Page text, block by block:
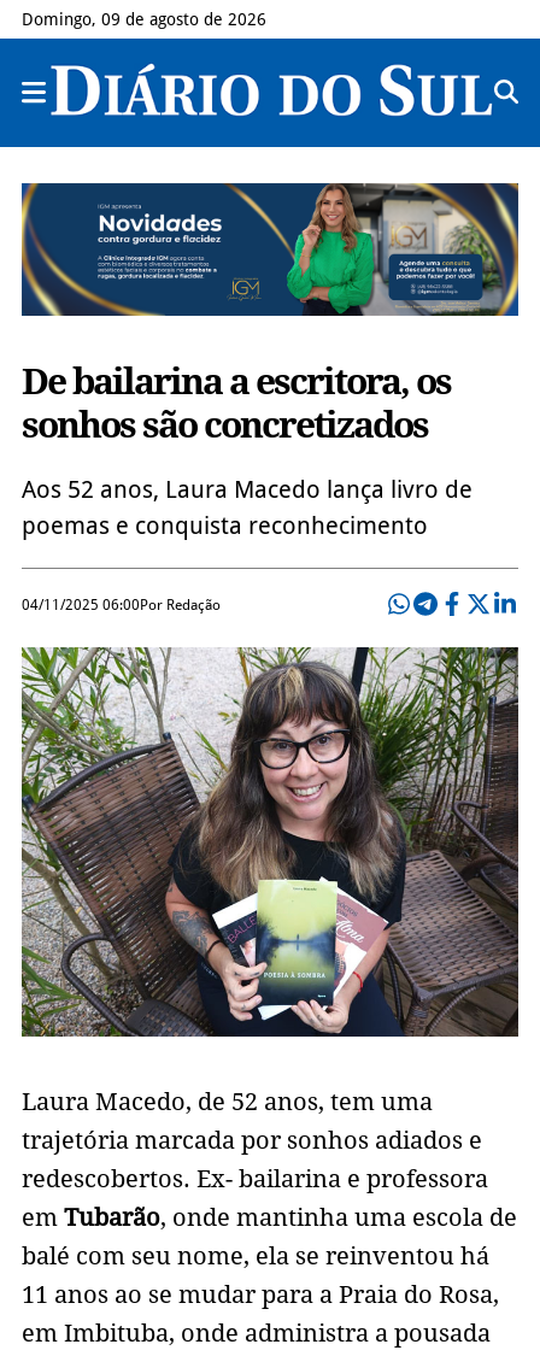
Domingo, 09 de agosto de 2026
De bailarina a escritora, os
sonhos são concretizados
Aos 52 anos, Laura Macedo lança livro de
poemas e conquista reconhecimento
04/11/2025 06:00Por Redação
Laura Macedo, de 52 anos, tem uma
trajetória marcada por sonhos adiados e
redescobertos. Ex- bailarina e professora
emTubarão, onde mantinha uma escola de
balé com seu nome, ela se reinventou há
11 anos ao se mudar para a Praia do Rosa,
em Imbituba, onde administra a pousada